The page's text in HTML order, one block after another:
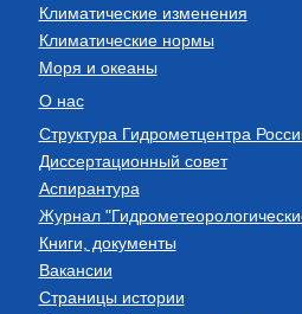
Климатические изменения
Климатические нормы
Моря и океаны
О нас
Структура Гидрометцентра
Диссертационный совет
Аспирантура
Журнал
Книги, документы
Вакансии
Страницы истории